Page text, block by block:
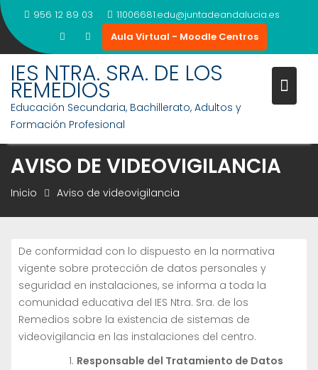
Saltar
al
contenido
956 12 89 03
11006681.edu@juntadeandalucia.es
Aula Virtual - Moodle Centros
IES NTRA. SRA. DE LOS
REMEDIOS
Educación Secundaria, Bachillerato, Adultos y
Formación Profesional
AVISO DE VIDEOVIGILANCIA
Inicio Aviso de videovigilancia
De conformidad con lo dispuesto en la normativa
vigente sobre protección de datos personales y
seguridad en instalaciones, se informa a toda la
comunidad educativa del IES Ntra. Sra. de los
Remedios sobre la existencia de sistemas de
videovigilancia en las instalaciones del centro.
Responsable del Tratamiento de Datos